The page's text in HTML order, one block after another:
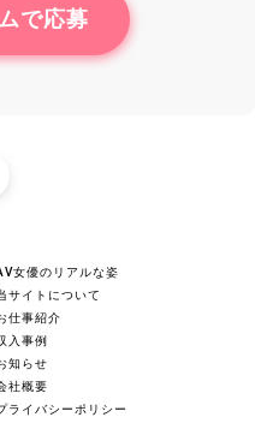
ページでもご紹介して
い。
れております。最近で
ビューまでの流れとな
は輝く未来に向かって
トいたします。LINE・
が可能となっておりま
お気軽にご相談くださ
で応募
女優のリアルな姿
サイトについて
仕事紹介
入事例
知らせ
社概要
ライバシーポリシー